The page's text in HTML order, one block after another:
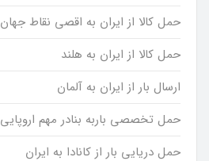
حمل کالا از ایران به اقصی نقاط جهان
حمل کالا از ایران به هلند
ارسال بار از ایران به آلمان
حمل تخصصی باربه بنادر مهم اروپایی
حمل دریایی بار از کانادا به ایران